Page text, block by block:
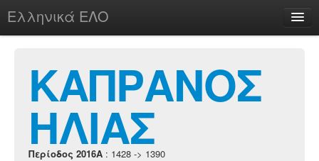
Ελληνικά ΕΛΟ
chesstu.be @ discord
Login
ΚΑΠΡΑΝΟΣ
ΗΛΙΑΣ
Περίοδος 2016A : 1428 -> 1390